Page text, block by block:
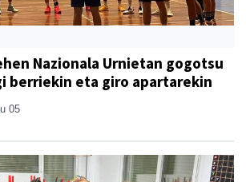
Nazionala Urnietan gogotsu
berriekin eta giro apartarekin
05